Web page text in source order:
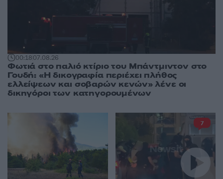
00:1807.08.26
Φωτιά στο παλιό κτίριο του Μπάντμιντον στο
Γουδή: «Η δικογραφία περιέχει πλήθος
ελλείψεων και σοβαρών κενών» λένε οι
δικηγόροι των κατηγορουμένων
7